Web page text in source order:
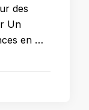
des
Un
en …